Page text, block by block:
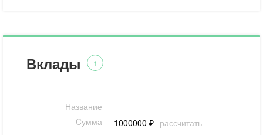
Вклады 1
Название
Cумма
1000000 ₽ рассчитать